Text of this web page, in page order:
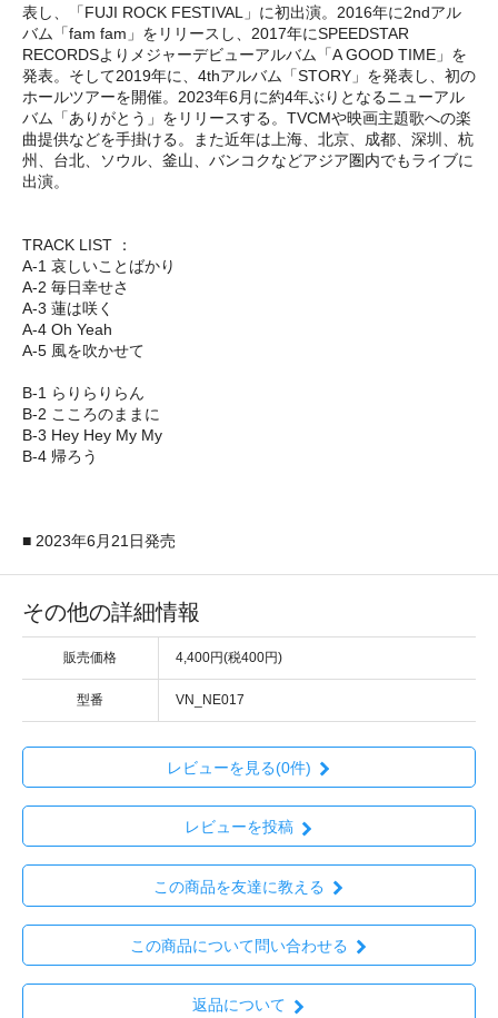
表し、「FUJI ROCK FESTIVAL」に初出演。2016年に2ndアル
バム「fam fam」をリリースし、2017年にSPEEDSTAR
RECORDSよりメジャーデビューアルバム「A GOOD TIME」を
発表。そして2019年に、4thアルバム「STORY」を発表し、初の
ホールツアーを開催。2023年6月に約4年ぶりとなるニューアル
バム「ありがとう」をリリースする。TVCMや映画主題歌への楽
曲提供などを手掛ける。また近年は上海、北京、成都、深圳、杭
州、台北、ソウル、釜山、バンコクなどアジア圏内でもライブに
出演。
TRACK LIST ：
A-1 哀しいことばかり
A-2 毎日幸せさ
A-3 蓮は咲く
A-4 Oh Yeah
A-5 風を吹かせて
B-1 らりらりらん
B-2 こころのままに
B-3 Hey Hey My My
B-4 帰ろう
■ 2023年6月21日発売
その他の詳細情報
販売価格 4,400円(税400円)
型番 VN_NE017
レビューを見る(0件)
レビューを投稿
この商品を友達に教える
この商品について問い合わせる
返品について